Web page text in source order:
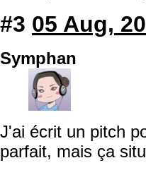
#3 05 Aug,
Symphan
J'ai écrit un pitch
parfait, mais ça